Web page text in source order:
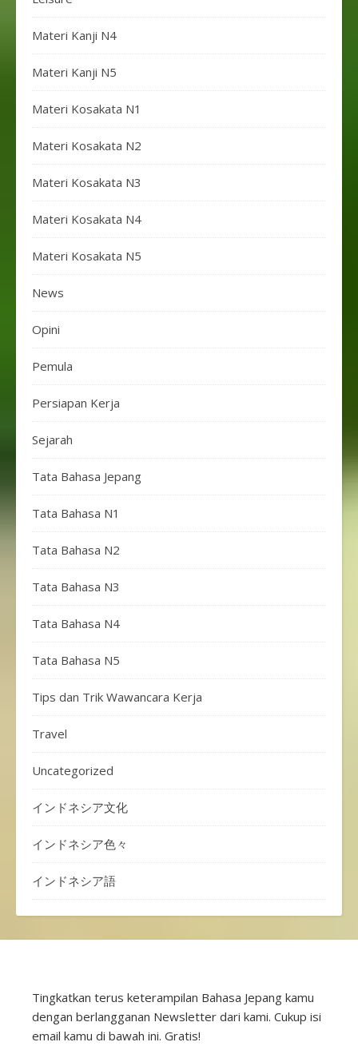
Materi Kanji N4
Materi Kanji N5
Materi Kosakata N1
Materi Kosakata N2
Materi Kosakata N3
Materi Kosakata N4
Materi Kosakata N5
News
Opini
Pemula
Persiapan Kerja
Sejarah
Tata Bahasa Jepang
Tata Bahasa N1
Tata Bahasa N2
Tata Bahasa N3
Tata Bahasa N4
Tata Bahasa N5
Tips dan Trik Wawancara Kerja
Travel
Uncategorized
インドネシア文化
インドネシア色々
インドネシア語
Tingkatkan terus keterampilan Bahasa Jepang kamu
dengan berlangganan Newsletter dari kami. Cukup isi
email kamu di bawah ini. Gratis!